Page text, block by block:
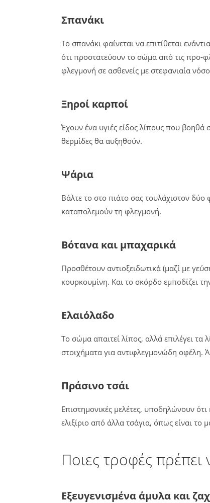
Σπανάκι
Το σπανάκι φαίνεται να επιτίθεται
ότι προστατεύουν το σώμα από τις προ-
φλεγμονή σε ασθενείς με στεφανιαία
Ξηροί καρποί
Έχουν ένα υγιές είδος λίπους που
θερμίδες θα αυξηθούν.
Ψάρια
Βάλτε το στο πιάτο σας τουλάχιστον
καταπολεμούν τη φλεγμονή.
Βότανα και μπαχαρικά
Προσθέτουν αντιοξειδωτικά (μαζί με
κουρκουμίνη. Και το σκόρδο εμποδίζει
Ελαιόλαδο
Το σώμα απαιτεί λίπος, αλλά επιλέγει
στοιχήματα για αντιφλεγμονώδη οφέλη.
Πράσινο τσάι
Επιστημονικές μελέτες, υποδηλώνουν
ελιξίριο από άλλα τσάγια, όπως είναι το
Ποιες τροφές
Εξευγενισμένα άμυλα και